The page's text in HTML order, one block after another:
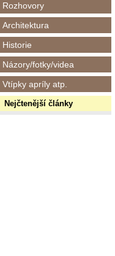
Rozhovory
Architektura
Historie
Názory/fotky/videa
Vtípky apríly atp.
Nejčtenější články